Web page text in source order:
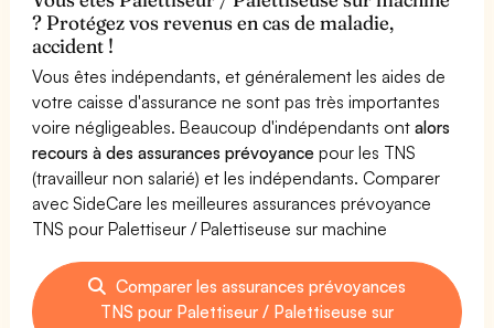
? Protégez vos revenus en cas de maladie,
accident !
Vous êtes indépendants, et généralement les aides de
votre caisse d'assurance ne sont pas très importantes
voire négligeables. Beaucoup d'indépendants ontalors
recours à des assurances prévoyance pour les TNS
(travailleur non salarié) et les indépendants. Comparer
avec SideCare les meilleures assurances prévoyance
TNS pour Palettiseur / Palettiseuse sur machine
Comparer les assurances prévoyances
TNS pour Palettiseur / Palettiseuse sur